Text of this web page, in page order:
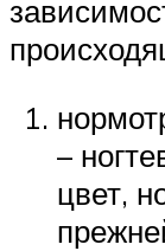
–
цвет,